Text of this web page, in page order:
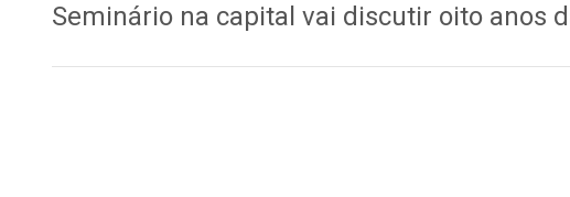
Seminário na capital vai discutir oito anos